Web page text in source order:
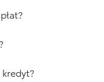
14 dni od
Jeśliz zakładki
z zakładki
kredyt?